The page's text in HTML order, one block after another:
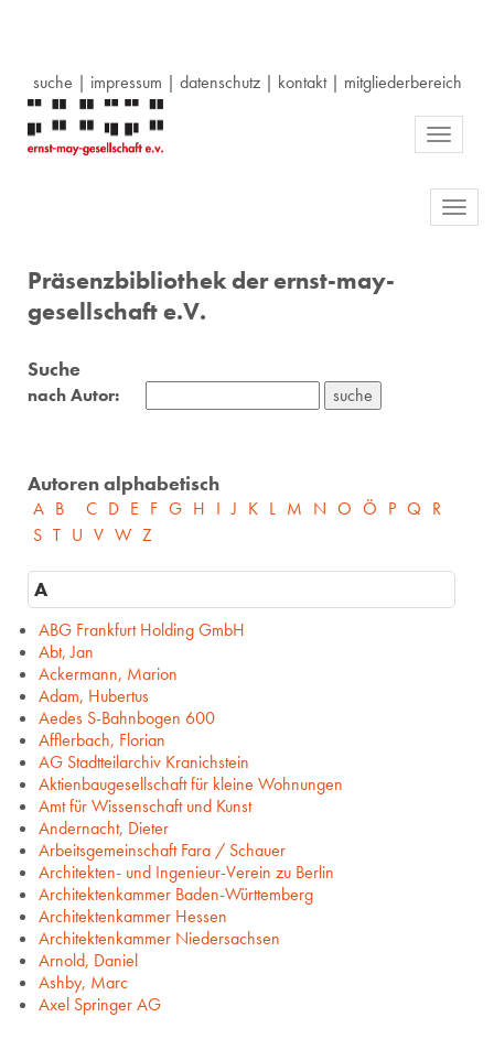
suche | impressum | datenschutz| kontakt| mitgliederbereich
Toggle
Präsenzbibliothek der ernst-may-
gesellschaft e.V.
Suche
nach Autor:
Autoren alphabetisch
A B C D E F G H I J K L M N O Ö P Q R
S T U V W Z
A
ABG Frankfurt Holding GmbH
Abt, Jan
Ackermann, Marion
Adam, Hubertus
Aedes S-Bahnbogen 600
Afflerbach, Florian
AG Stadtteilarchiv Kranichstein
Aktienbaugesellschaft für kleine Wohnungen
Amt für Wissenschaft und Kunst
Andernacht, Dieter
Arbeitsgemeinschaft Fara / Schauer
Architekten- und Ingenieur-Verein zu Berlin
Architektenkammer Baden-Württemberg
Architektenkammer Hessen
Architektenkammer Niedersachsen
Arnold, Daniel
Ashby, Marc
Axel Springer AG